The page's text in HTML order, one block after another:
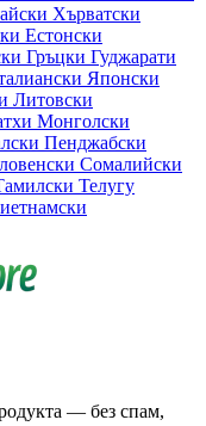
Хърватски
Естонски
Гръцки Гуджарати
Японски
Литовски
Монголски
Пенджабски
Сомалийски
Телугу
— без спам,